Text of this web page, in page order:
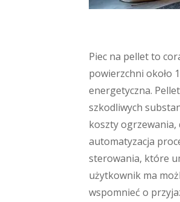
Piec na pellet to
powierzchni około
energetyczna.
szkodliwych
koszty ogrzewania,
automatyzacja
sterowania, które
użytkownik ma
wspomnieć o